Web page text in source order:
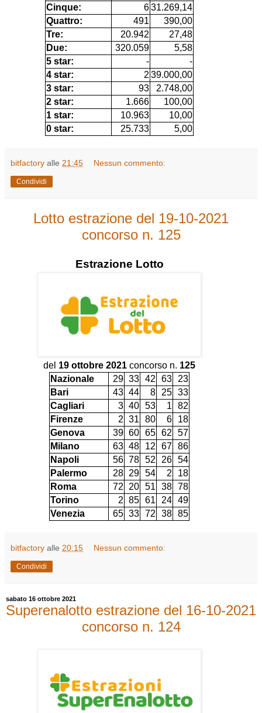
Cinque:
631.269,14
Quattro:
491
390,00
Tre:
20.942
27,48
Due:
320.059
5,58
5 star:
-
-
4 star:
2 39.000,00
3 star:
93
2.748,00
2 star:
1.666
100,00
1 star:
10.963
10,00
0 star:
25.733 5,00
bitfactory alle 21:45 Nessun commento:
Condividi
Lotto estrazione del 19-10-2021
concorso n. 125
Estrazione Lotto
del 19 ottobre 2021 concorso n. 125
Nazionale
29 33 42 63
23
Bari
43 44 8 25 33
Cagliari
3 40 53 1
82
Firenze
2 31 80 6
18
Genova
39 60 65 62
57
Milano
63 48 12 67 86
Napoli
56 78 52 26 54
Palermo
28 29 54 2
18
Roma
72 20 51 38 78
Torino
2 85 61 24 49
Venezia
65 33 72 38 85
bitfactory alle 20:15 Nessun commento:
Condividi
sabato 16 ottobre 2021
Superenalotto estrazione del 16-10-2021
concorso n. 124